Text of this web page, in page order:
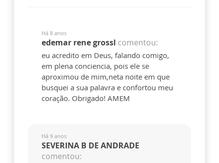
Há 8 anos
edemar rene grossl comentou:
eu acredito em Deus, falando comigo,
em plena conciencia, pois ele se
aproximou de mim,neta noite em que
busquei a sua palavra e confortou meu
coração. Obrigado! AMEM
Há 9 anos
SEVERINA B DE ANDRADE
comentou: